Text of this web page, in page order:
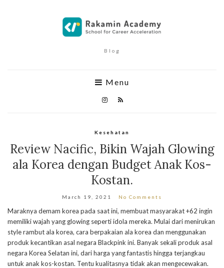
Blog
Menu
Kesehatan
Review Nacific, Bikin Wajah Glowing
ala Korea dengan Budget Anak Kos-
Kostan.
March 19, 2021 No Comments
Maraknya demam korea pada saat ini, membuat masyarakat +62 ingin
memiliki wajah yang glowing seperti idola mereka. Mulai dari menirukan
style rambut ala korea, cara berpakaian ala korea dan menggunakan
produk kecantikan asal negara Blackpink ini. Banyak sekali produk asal
negara Korea Selatan ini, dari harga yang fantastis hingga terjangkau
untuk anak kos-kostan. Tentu kualitasnya tidak akan mengecewakan.